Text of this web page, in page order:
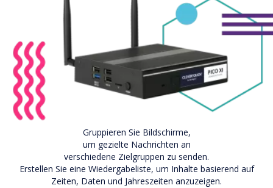
Gruppieren Sie Bildschirme,
um gezielte Nachrichten an
verschiedene Zielgruppen zu senden.
Erstellen Sie eine Wiedergabeliste, um Inhalte basierend auf
Zeiten, Daten und Jahreszeiten anzuzeigen.